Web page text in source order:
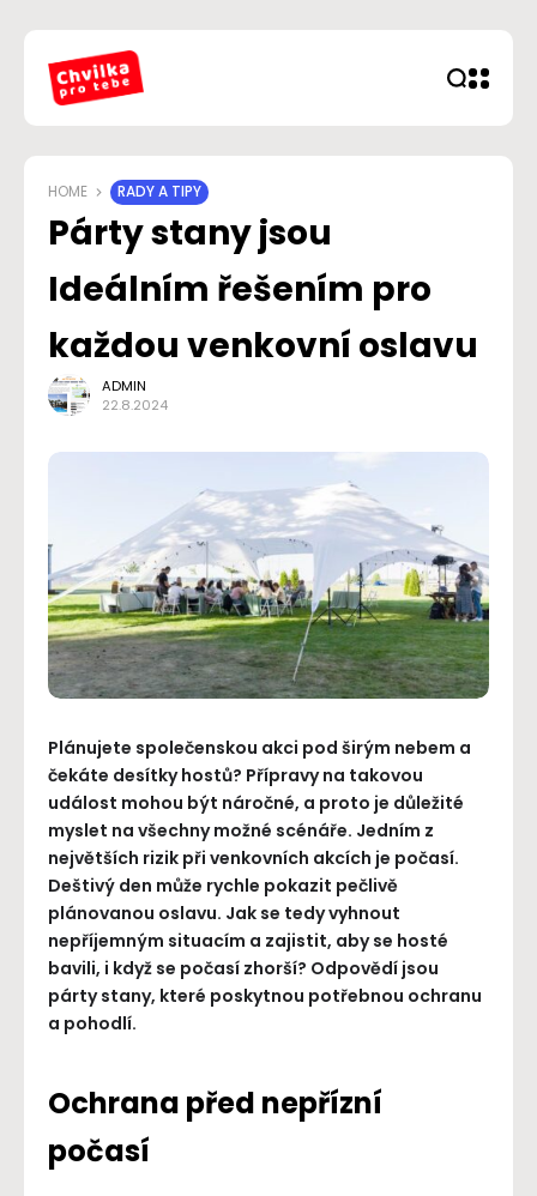
HOME RADY A TIPY
Párty stany jsou
Ideálním řešením pro
každou venkovní oslavu
ADMIN
22.8.2024
Plánujete společenskou akci pod širým nebem a
čekáte desítky hostů? Přípravy na takovou
událost mohou být náročné, a proto je důležité
myslet na všechny možné scénáře. Jedním z
největších rizik při venkovních akcích je počasí.
Deštivý den může rychle pokazit pečlivě
plánovanou oslavu. Jak se tedy vyhnout
nepříjemným situacím a zajistit, aby se hosté
bavili, i když se počasí zhorší? Odpovědí jsou
párty stany, které poskytnou potřebnou ochranu
a pohodlí.
Ochrana před nepřízní
počasí